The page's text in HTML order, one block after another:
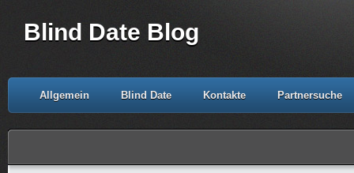
Blind Date Blog
Allgemein Blind Date Kontakte Partnersuche